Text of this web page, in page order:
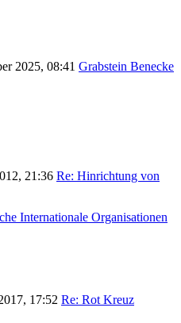
2025, 08:41 Grabstein Benecke
21:36 Re: Hinrichtung von
Internationale Organisationen
17:52 Re: Rot Kreuz